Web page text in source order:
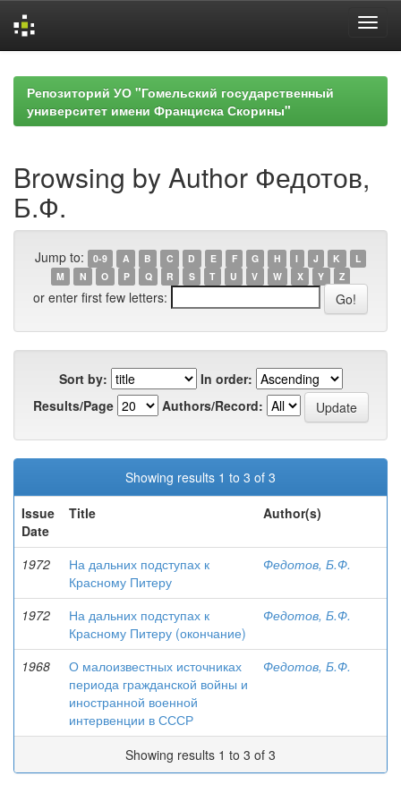
navigationРепозиторий УО "Гомельский государственный
университет имени Франциска Скорины"
Browsing by Author Федотов,
Б.Ф.
Jump to: 0-9 A B C D E F G H I J K
L
M
N O P Q R S T U V W X Y Z
or enter first few letters:
Sort by:
In order:
Results/Page
Authors/Record:
Showing results 1 to 3 of 3
Issue
Date
Title Author(s)
1972
На дальних подступах к
Красному Питеру
Федотов, Б.Ф.
1972
На дальних подступах к
Красному Питеру (окончание)
Федотов, Б.Ф.
1968
О малоизвестных источниках
периода гражданской войны и
иностранной военной
интервенции в СССР
Федотов, Б.Ф.
Showing results 1 to 3 of 3